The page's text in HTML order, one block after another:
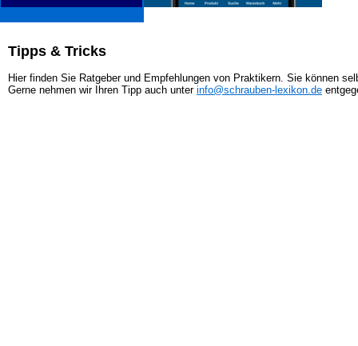
Tipps & Tricks
Hier finden Sie Ratgeber und Empfehlungen von Praktikern. Sie können
Gerne nehmen wir Ihren Tipp auch unter info@schrauben-lexikon.de